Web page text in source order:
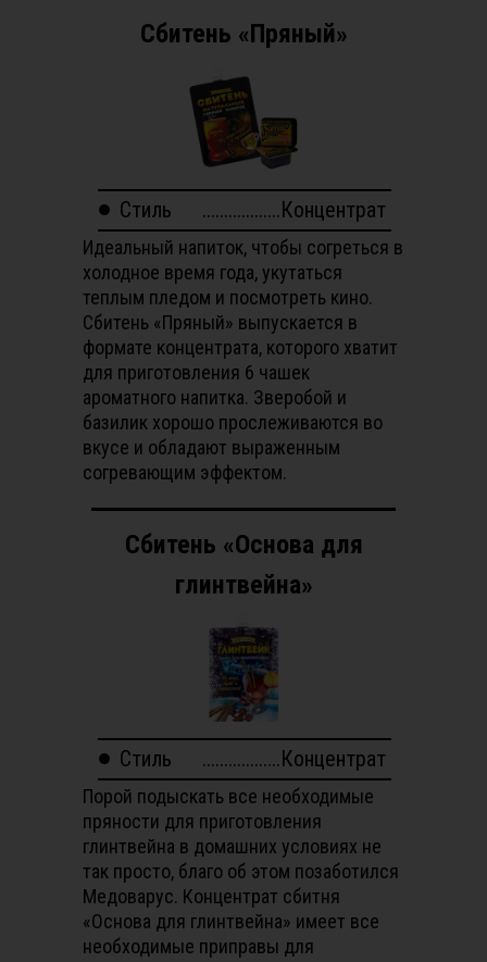
Стиль ..................Концентрат
Сбитень «Пряный»
Идеальный напиток, чтобы согреться в
холодное время года, укутаться
теплым пледом и посмотреть кино.
Сбитень «Пряный» выпускается в
формате концентрата, которого хватит
для приготовления 6 чашек
ароматного напитка. Зверобой и
базилик хорошо прослеживаются во
вкусе и обладают выраженным
согревающим эффектом.
Стиль ..................Концентрат
Сбитень «Основа для
глинтвейна»
Порой подыскать все необходимые
пряности для приготовления
глинтвейна в домашних условиях не
так просто, благо об этом позаботился
Медоварус. Концентрат сбитня
«Основа для глинтвейна» имеет все
необходимые приправы для